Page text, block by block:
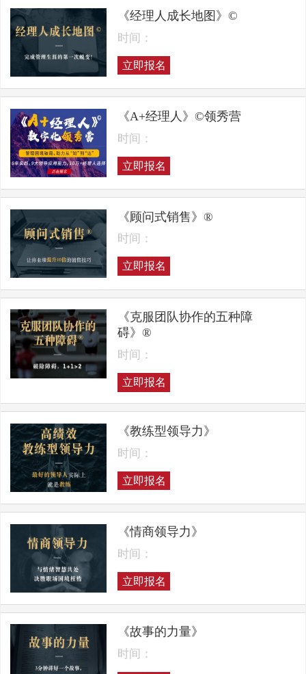
《经理人成长地图》©
时间：
立即报名
《A+经理人》©领秀营
时间：
立即报名
《顾问式销售》®
时间：
立即报名
《克服团队协作的五种障
碍》®
时间：
立即报名
《教练型领导力》
时间：
立即报名
《情商领导力》
时间：
立即报名
《故事的力量》
时间：